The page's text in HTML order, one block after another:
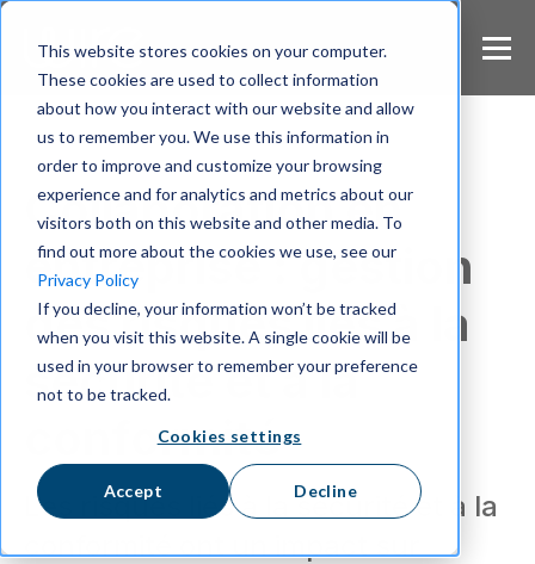
This website stores cookies on your computer.
These cookies are used to collect information
about how you interact with our website and allow
us to remember you. We use this information in
order to improve and customize your browsing
experience and for analytics and metrics about our
visitors both on this website and other media. To
find out more about the cookies we use, see our
Privacy Policy
If you decline, your information won’t be tracked
when you visit this website. A single cookie will be
used in your browser to remember your preference
not to be tracked.
Cookies settings
Accept Decline
S
Collaboration en
entreprise : gestion
des risques liés à la
sécurité et à la
conformité
Les risques liés à la sécurité et à la
conformité ont un impact sur